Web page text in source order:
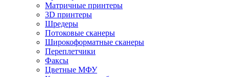
Матричные принтеры
3D принтеры
Шредеры
Потоковые сканеры
Широкоформатные сканеры
Переплетчики
Факсы
Цветные МФУ